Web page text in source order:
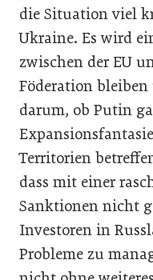
die Situation viel
Ukraine. Es wird
zwischen der EU
Föderation
darum, ob Putin
Territorien
dass mit einer
Sanktionen nicht
Investoren in
Probleme zu